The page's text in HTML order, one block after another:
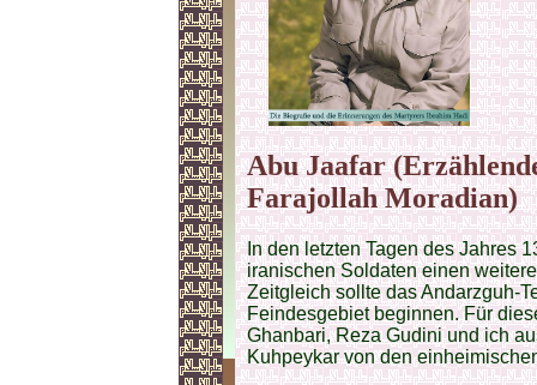
Abu Jaafar
Farajollah Moradian)
In den letzten Tagen des Jahres
iranischen Soldaten einen
Zeitgleich sollte das Andarzguh-
Feindesgebiet beginnen. Für
Ghanbari, Reza Gudini und ich
Kuhpeykar von den